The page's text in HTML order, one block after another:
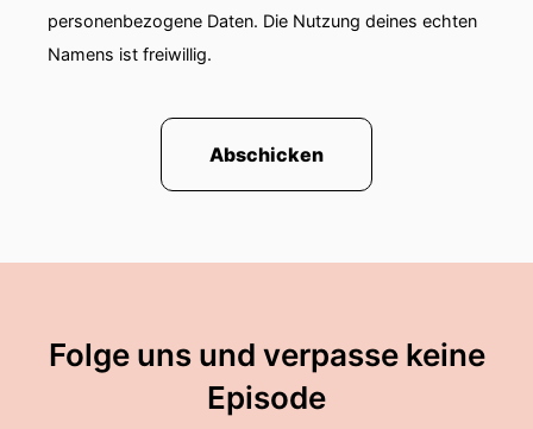
personenbezogene Daten. Die Nutzung deines echten
Namens ist freiwillig.
Abschicken
Folge uns und verpasse keine
Episode